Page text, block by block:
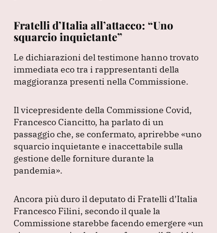
Fratelli d’Italia all’attacco: “Uno
squarcio inquietante”
Le dichiarazioni del testimone hanno trovato
immediata eco tra i rappresentanti della
maggioranza presenti nella Commissione.
Il vicepresidente della Commissione Covid,
Francesco Ciancitto, ha parlato di un
passaggio che, se confermato, aprirebbe «uno
squarcio inquietante e inaccettabile sulla
gestione delle forniture durante la
pandemia».
Ancora più duro il deputato di Fratelli d’Italia
Francesco Filini, secondo il quale la
Commissione starebbe facendo emergere «un